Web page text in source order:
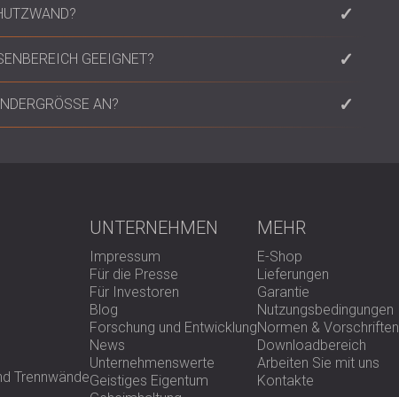
hochwertigen Materialien wie verzinktem Stahl und
werden die Paneele normalerweise an einem
bereitgestellt, um eine optimale Leistung zu
GEEIGNET?
PZP-Metallpaneele und Schallschutzvorhänge,
AN?
Trennwände
UNTERNEHMEN
Impressum
Für die Presse
Für Investoren
Blog
Forschung und Entwicklung
News
Unternehmenswerte
Geistiges Eigentum
MEHR
E-Shop
Lieferungen
Garantie
Nutzungsbedingungen
Normen & Vorschriften
Downloadbereich
Arbeiten Sie mit uns
Kontakte